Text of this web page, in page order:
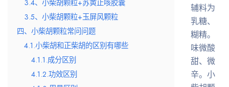
3.4、小柴胡颗粒+苏黄止咳胶囊
3.5、小柴胡颗粒+玉屏风颗粒
四、小柴胡颗粒常问问题
4.1.小柴胡和正柴胡的区别有哪些
4.1.1.成分区别
4.1.2.功效区别
辅料为
乳糖、
糊精。
味微酸
甜、微
辛。小